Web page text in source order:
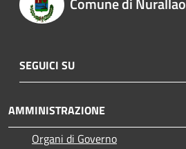
SEGUICI SU
AMMINISTRAZIONE
Organi di Governo